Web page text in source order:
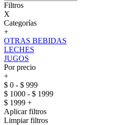
Filtros
X
Categorías
+
OTRAS BEBIDAS
LECHES
JUGOS
Por precio
+
$ 0 - $ 999
$ 1000 - $ 1999
$ 1999 +
Aplicar filtros
Limpiar filtros